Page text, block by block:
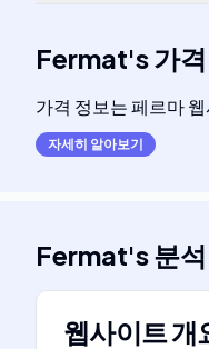
Fermat's가
가격 정보는 페르마
자세히 알아보기
Fermat's분석
웹사이트 개